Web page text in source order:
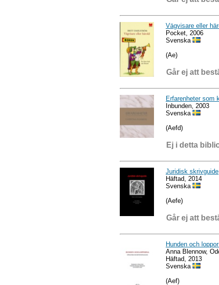
Vägvisare eller
Pocket, 2006
Svenska
(Ae)
Går ej att
Erfarenheter som
Inbunden, 2003
Svenska
(Aefd)
Ej i detta
Juridisk skrivguide
Häftad, 2014
Svenska
(Aefe)
Går ej att
Hunden och
Anna Blennow,
Häftad, 2013
Svenska
(Aef)